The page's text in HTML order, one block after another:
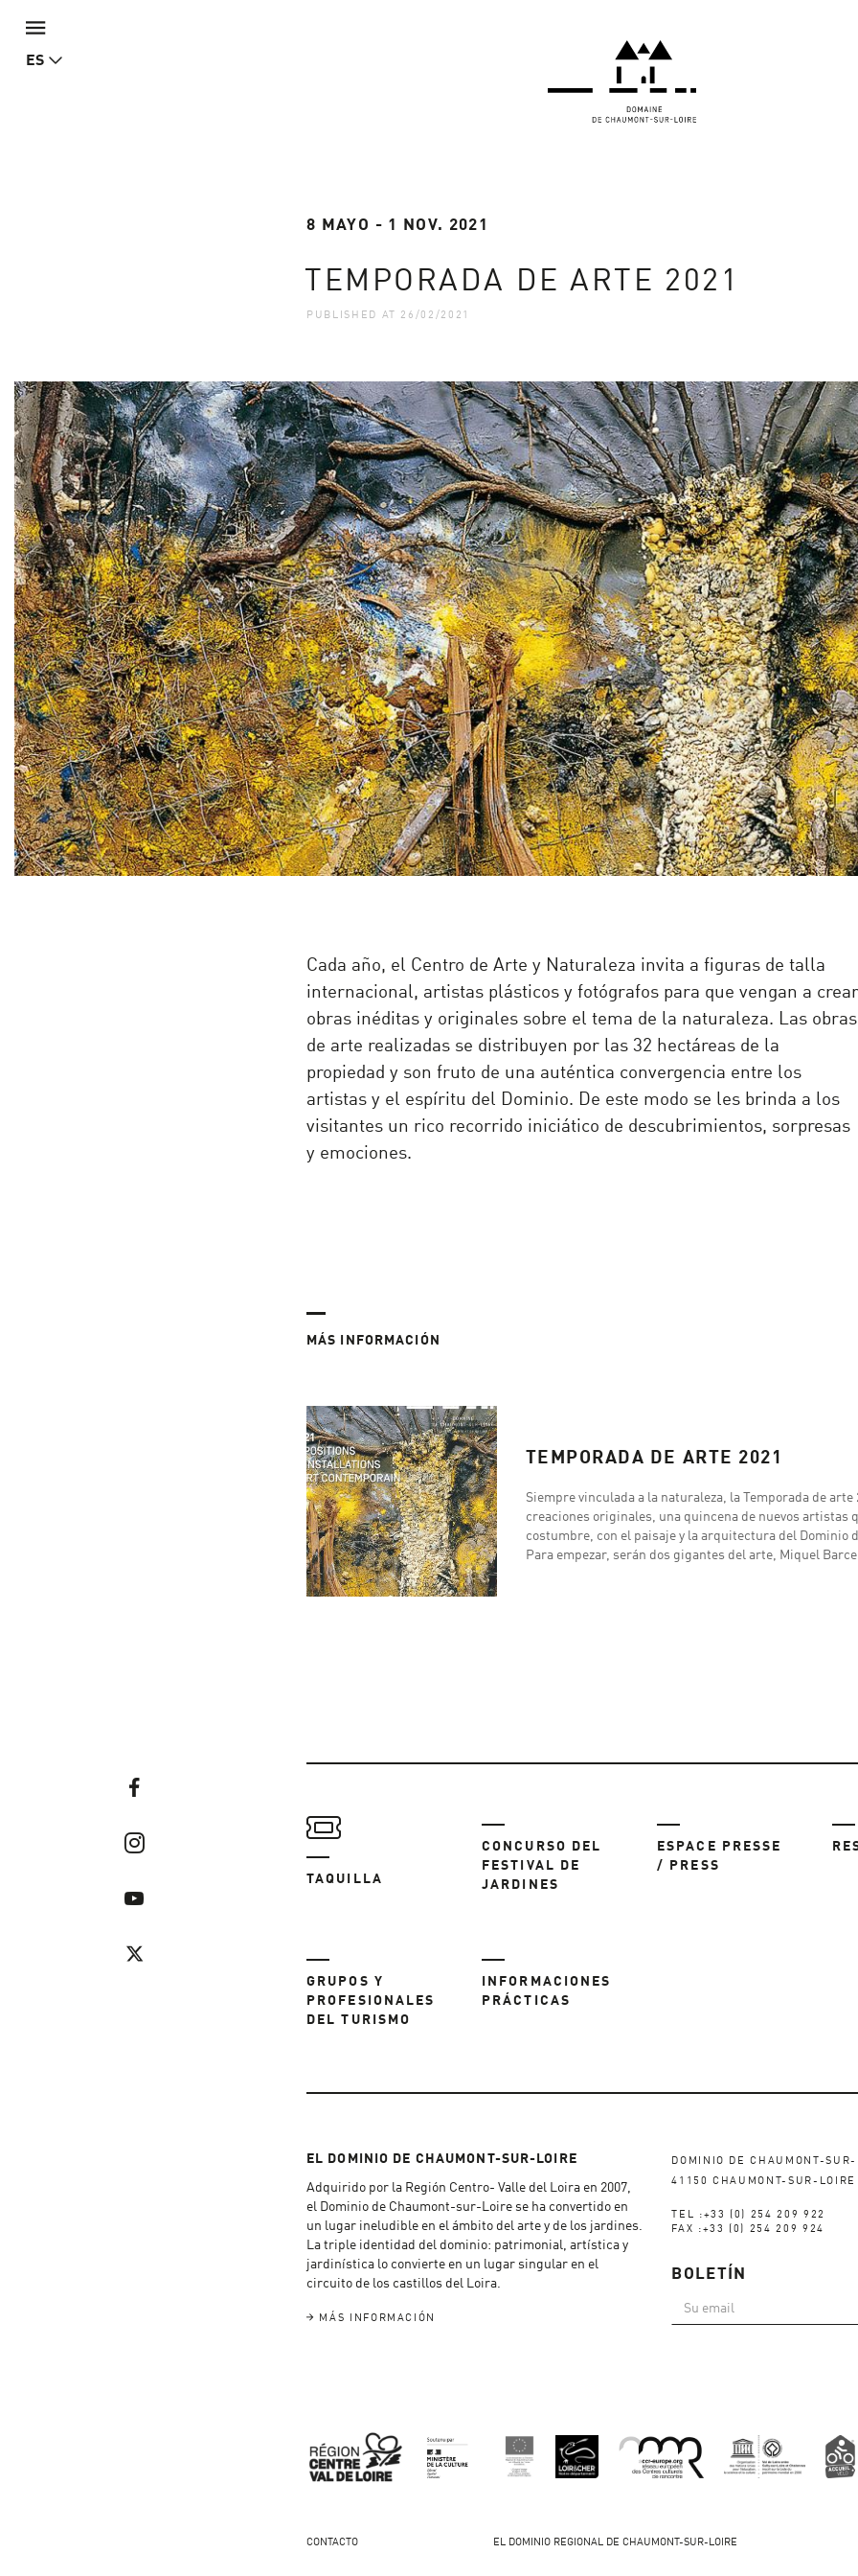
ES
8 MAYO - 1 NOV. 2021
TEMPORADA DE ARTE 2021
PUBLISHED AT 26/02/2021
Cada año, el Centro de Arte y Naturaleza invita a figuras de talla
internacional, artistas plásticos y fotógrafos para que vengan a crear
obras inéditas y originales sobre el tema de la naturaleza. Las obras
de arte realizadas se distribuyen por las 32 hectáreas de la
propiedad y son fruto de una auténtica convergencia entre los
artistas y el espíritu del Dominio. De este modo se les brinda a los
visitantes un rico recorrido iniciático de descubrimientos, sorpresas
y emociones.
MÁS INFORMACIÓN
TEMPORADA DE ARTE 2021
Siempre vinculada a la naturaleza, la Temporada de
creaciones originales, una quincena de nuevos artistas
costumbre, con el paisaje y la arquitectura del Dominio
Para empezar, serán dos gigantes del arte, Miquel
TAQUILLA
CONCURSO DEL
FESTIVAL DE
JARDINES
ESPACE PRESSE
/ PRESS
GRUPOS Y
PROFESIONALES
DEL TURISMO
INFORMACIONES
PRÁCTICAS
EL DOMINIO DE CHAUMONT-SUR-LOIRE
Adquirido por la Región Centro- Valle del Loira en 2007,
el Dominio de Chaumont-sur-Loire se ha convertido en
un lugar ineludible en el ámbito del arte y de los jardines.
La triple identidad del dominio: patrimonial, artística y
jardinística lo convierte en un lugar singular en el
circuito de los castillos del Loira.
MÁS INFORMACIÓN
DOMINIO DE CHAUMONT-
41150 CHAUMONT-SUR-LOIRE
TEL :+33 (0) 254 209 922
FAX :+33 (0) 254 209 924
BOLETÍN
CONTACTO EL DOMINIO REGIONAL DE CHAUMONT-SUR-LOIRE